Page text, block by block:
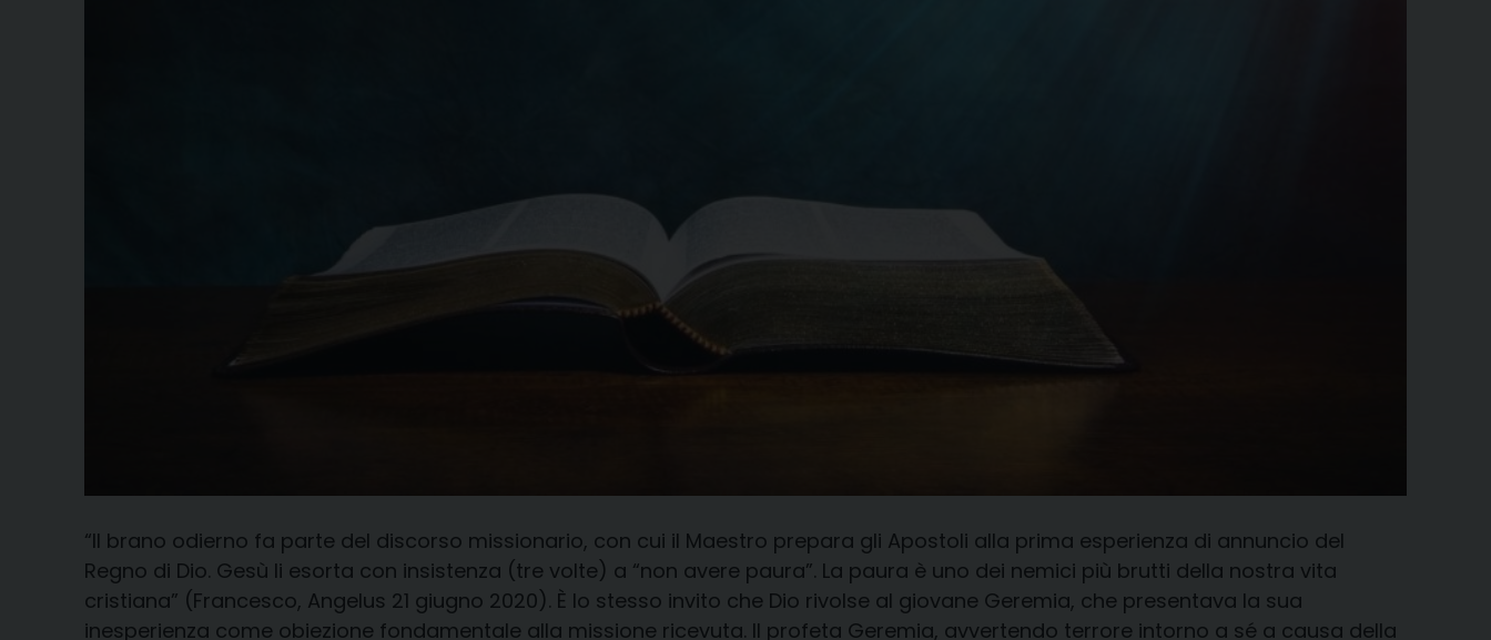
“Il brano odierno fa parte del discorso missionario, con cui il Maestro prepara gli Apostoli alla prima esperienza di annuncio del
Regno di Dio. Gesù li esorta con insistenza (tre volte) a “non avere paura”. La paura è uno dei nemici più brutti della nostra vita
cristiana” (Francesco, Angelus 21 giugno 2020). È lo stesso invito che Dio rivolse al giovane Geremia, che presentava la sua
inesperienza come obiezione fondamentale alla missione ricevuta. Il profeta Geremia, avvertendo terrore intorno a sé a causa della